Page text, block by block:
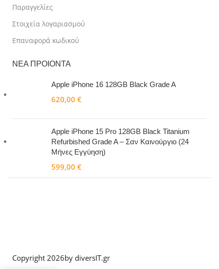
Παραγγελίες
Στοιχεία λογαριασμού
Επαναφορά κωδικού
ΝΕΑ ΠΡΟΙΟΝΤΑ
Apple iPhone 16 128GB Black Grade A
620,00 €
Apple iPhone 15 Pro 128GB Black Titanium
Refurbished Grade A – Σαν Καινούργιο (24
Μήνες Εγγύηση)
599,00 €
Copyright 2026by diversIT.gr